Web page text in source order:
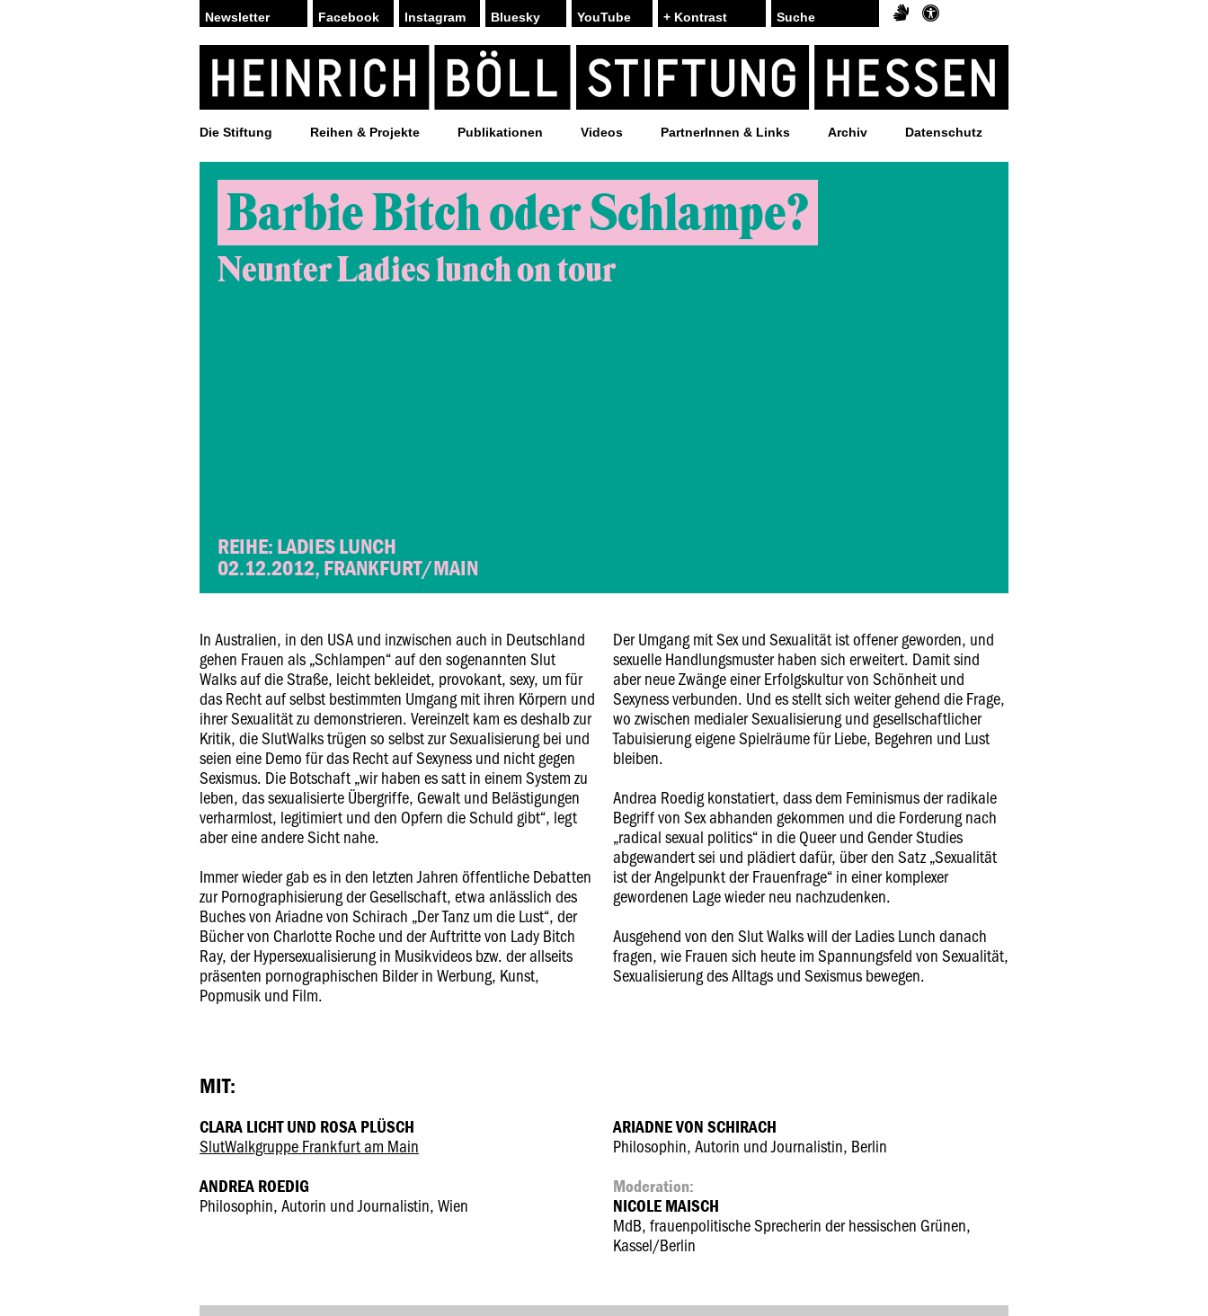
Facebook Instagram Bluesky YouTube + Kontrast
Die Stiftung Reihen & Projekte Publikationen Videos PartnerInnen & Links Archiv Datenschutz
Barbie Bitch oder Schlampe?
Neunter Ladies lunch on tour
REIHE: LADIES LUNCH
02.12.2012, FRANKFURT/MAIN
In Australien, in den USA und inzwischen auch in Deutschland
gehen Frauen als „Schlampen“ auf den sogenannten Slut
Walks auf die Straße, leicht bekleidet, provokant, sexy, um für
das Recht auf selbst bestimmten Umgang mit ihren Körpern und
ihrer Sexualität zu demonstrieren. Vereinzelt kam es deshalb zur
Kritik, die SlutWalks trügen so selbst zur Sexualisierung bei und
seien eine Demo für das Recht auf Sexyness und nicht gegen
Sexismus. Die Botschaft „wir haben es satt in einem System zu
leben, das sexualisierte Übergriffe, Gewalt und Belästigungen
verharmlost, legitimiert und den Opfern die Schuld gibt“, legt
aber eine andere Sicht nahe.
Immer wieder gab es in den letzten Jahren öffentliche Debatten
zur Pornographisierung der Gesellschaft, etwa anlässlich des
Buches von Ariadne von Schirach „Der Tanz um die Lust“, der
Bücher von Charlotte Roche und der Auftritte von Lady Bitch
Ray, der Hypersexualisierung in Musikvideos bzw. der allseits
präsenten pornographischen Bilder in Werbung, Kunst,
Popmusik und Film.
Der Umgang mit Sex und Sexualität ist offener geworden, und
sexuelle Handlungsmuster haben sich erweitert. Damit sind
aber neue Zwänge einer Erfolgskultur von Schönheit und
Sexyness verbunden. Und es stellt sich weiter gehend die Frage,
wo zwischen medialer Sexualisierung und gesellschaftlicher
Tabuisierung eigene Spielräume für Liebe, Begehren und Lust
bleiben.
Andrea Roedig konstatiert, dass dem Feminismus der radikale
Begriff von Sex abhanden gekommen und die Forderung nach
„radical sexual politics“ in die Queer und Gender Studies
abgewandert sei und plädiert dafür, über den Satz „Sexualität
ist der Angelpunkt der Frauenfrage“ in einer komplexer
gewordenen Lage wieder neu nachzudenken.
Ausgehend von den Slut Walks will der Ladies Lunch danach
fragen, wie Frauen sich heute im Spannungsfeld von Sexualität,
Sexualisierung des Alltags und Sexismus bewegen.
MIT:
CLARA LICHT UND ROSA PLÜSCH
SlutWalkgruppe Frankfurt am Main
ANDREA ROEDIG
Philosophin, Autorin und Journalistin, Wien
ARIADNE VON SCHIRACH
Philosophin, Autorin und Journalistin, Berlin
Moderation:
NICOLE MAISCH
MdB, frauenpolitische Sprecherin der hessischen Grünen,
Kassel/Berlin